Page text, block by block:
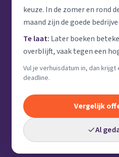
keuze. In de zomer en rond
maand zijn de goede
Te laat: Later boeken
overblijft, vaak tegen een
Vul je verhuisdatum in, dan
deadline.
Vergelijk
Al